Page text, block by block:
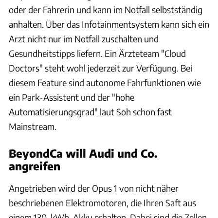
oder der Fahrerin und kann im Notfall selbstständig
anhalten. Über das Infotainmentsystem kann sich ein
Arzt nicht nur im Notfall zuschalten und
Gesundheitstipps liefern. Ein Ärzteteam "Cloud
Doctors" steht wohl jederzeit zur Verfügung. Bei
diesem Feature sind autonome Fahrfunktionen wie
ein Park-Assistent und der "hohe
Automatisierungsgrad" laut Soh schon fast
Mainstream.
BeyondCa will Audi und Co.
angreifen
Angetrieben wird der Opus 1 von nicht näher
beschriebenen Elektromotoren, die Ihren Saft aus